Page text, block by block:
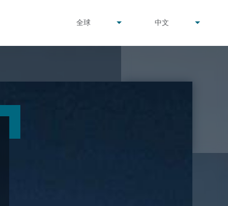
undefined
全球
▾
undefined
中文
▾